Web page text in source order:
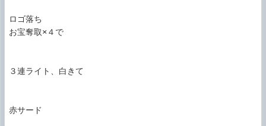
ロゴ落ち
お宝奪取×４で
３連ライト、白きて
赤サード